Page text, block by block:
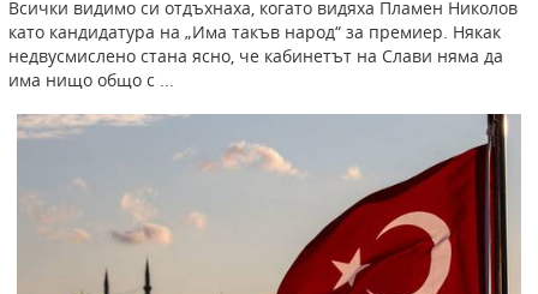
Всички видимо си отдъхнаха, когато видяха Пламен Николов
като кандидатура на „Има такъв народ“ за премиер. Някак
недвусмислено стана ясно, че кабинетът на Слави няма да
има нищо общо с ...